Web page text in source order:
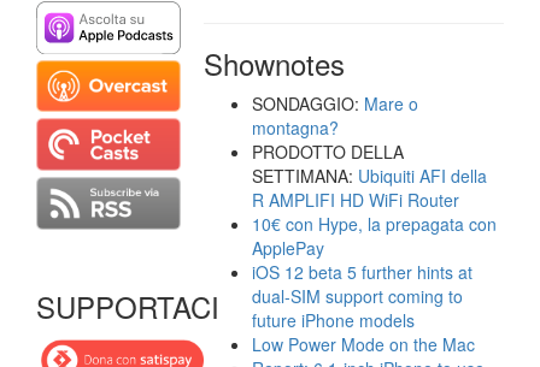
SUPPORTACI
Shownotes
SONDAGGIO: Mare o
montagna?
PRODOTTO DELLA
SETTIMANA: Ubiquiti AFI della
R AMPLIFI HD WiFi Router
10€ con Hype, la prepagata con
ApplePay
iOS 12 beta 5 further hints at
dual-SIM support coming to
future iPhone models
Low Power Mode on the Mac